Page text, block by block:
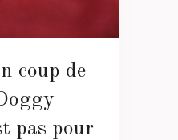
coup de
pas pour